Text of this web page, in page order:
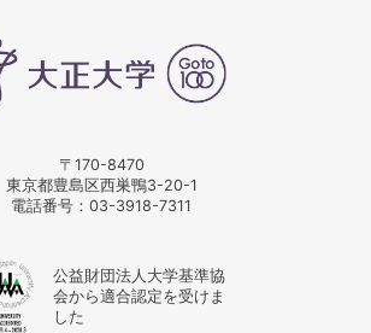
〒170-8470
東京都豊島区西巣鴨3-20-1
電話番号： 03-3918-7311
公益財団法人大学基準協
会から適合認定を受けま
した